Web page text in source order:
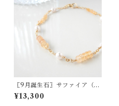
〖9月誕生石〗サファイア（ゴ
ールデンピーチ）・アコヤパ
ールブレスレット 14kgf【156
¥13,300